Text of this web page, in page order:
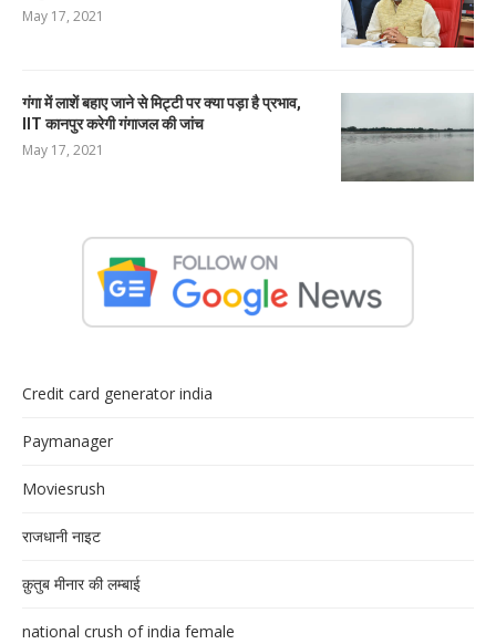
May 17, 2021
गंगा में लाशें बहाए जाने से मिट्टी पर क्या पड़ा है प्रभाव,
IIT कानपुर करेगी गंगाजल की जांच
May 17, 2021
Credit card generator india
Paymanager
Moviesrush
राजधानी नाइट
क़ुतुब मीनार की लम्बाई
national crush of india female